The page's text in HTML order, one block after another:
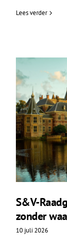
Lees verder
S&V-
zonder
10 juli 2026